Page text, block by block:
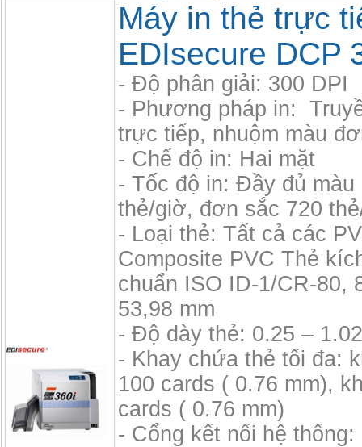
Máy in thẻ trực
EDIsecure DCP
- Độ phân giải: 300 DPI
- Phương pháp in:
trực tiếp, nhuộm màu
- Chế độ in: Hai mặt
- Tốc độ in: Đầy đủ màu
thẻ/giờ, đơn sắc 720
- Loại thẻ: Tất cả các
Composite PVC Thẻ
chuẩn ISO ID-1/CR-80,
53,98 mm
- Độ dày thẻ: 0.25 –
- Khay chứa thẻ tối đa:
100 cards ( 0.76 mm),
cards ( 0.76 mm)
- Cổng kết nối hệ thống: